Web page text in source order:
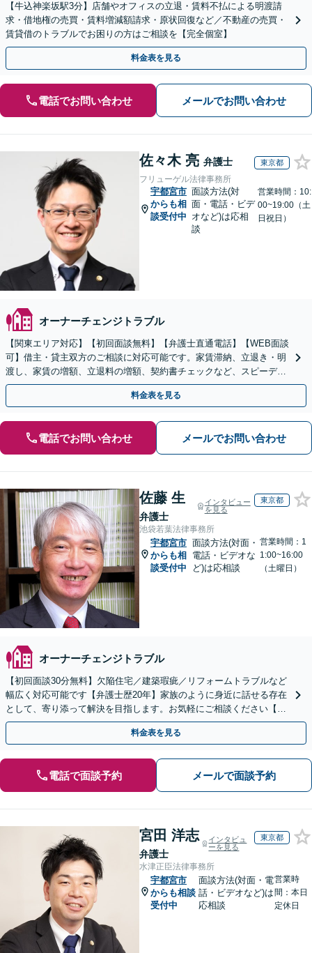
【牛込神楽坂駅3分】店舗やオフィスの立退・賃料不払による明渡請
求・借地権の売買・賃料増減額請求・原状回復など／不動産の売買・
賃貸借のトラブルでお困りの方はご相談を【完全個室】
料金表を見る
電話でお問い合わせ メールでお問い合わせ
佐々木 亮 弁護士 東京都
フリューゲル法律事務所
宇都宮市
からも相
談受付中
面談方法(対
面・電話・ビデ
オなど)は応相
談
営業時間：10:
00~19:00（土
日祝日）
オーナーチェンジトラブル
【関東エリア対応】【初回面談無料】【弁護士直通電話】【WEB面談
可】借主・貸主双方のご相談に対応可能です。家賃滞納、立退き・明
渡し、家賃の増額、立退料の増額、契約書チェックなど、スピーディ
ーに不動産トラブル解決【休日・夜間・当日相談に対応】
料金表を見る
電話でお問い合わせ メールでお問い合わせ
佐藤 生
弁護士
インタビュー
を見る
東京都
池袋若葉法律事務所
宇都宮市
からも相
談受付中
面談方法(対面・
電話・ビデオな
ど)は応相談
営業時間：1
1:00~16:00
（土曜日）
オーナーチェンジトラブル
【初回面談30分無料】欠陥住宅／建築瑕疵／リフォームトラブルなど
幅広く対応可能です【弁護士歴20年】家族のように身近に話せる存在
として、寄り添って解決を目指します。お気軽にご相談ください【池
袋駅5分】
料金表を見る
電話で面談予約 メールで面談予約
宮田 洋志
弁護士
インタビュ
ーを見る
東京都
水津正臣法律事務所
宇都宮市
からも相談
受付中
面談方法(対面・電
話・ビデオなど)は
応相談
営業時
間：本日
定休日